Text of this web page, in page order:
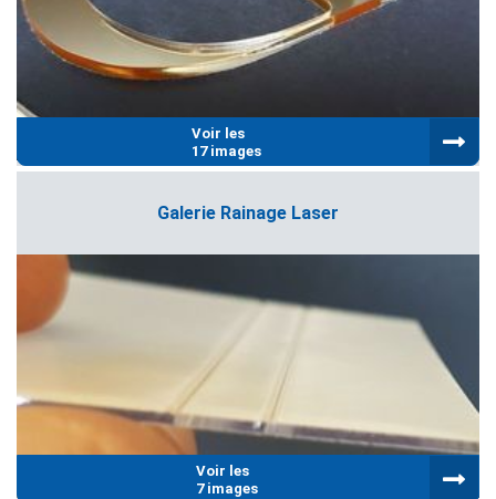
Voir les
17 images
Galerie Rainage Laser
Voir les
7 images